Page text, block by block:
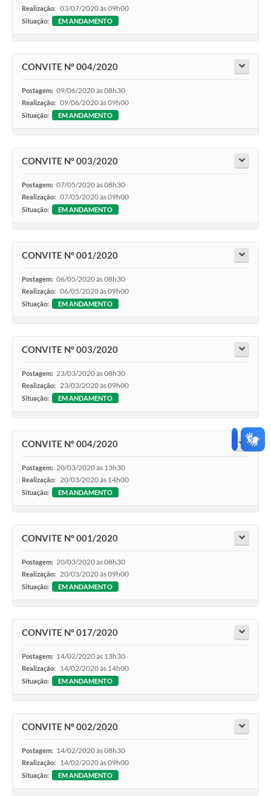
Realização: 03/07/2020 às 09h00
Situação: EM ANDAMENTO
CONVITE Nº 004/2020
Postagem: 09/06/2020 às 08h30
Realização: 09/06/2020 às 09h00
Situação: EM ANDAMENTO
CONVITE Nº 003/2020
Postagem: 07/05/2020 às 08h30
Realização: 07/05/2020 às 09h00
Situação: EM ANDAMENTO
CONVITE Nº 001/2020
Postagem: 06/05/2020 às 08h30
Realização: 06/05/2020 às 09h00
Situação: EM ANDAMENTO
CONVITE Nº 003/2020
Postagem: 23/03/2020 às 08h30
Realização: 23/03/2020 às 09h00
Situação: EM ANDAMENTO
CONVITE Nº 004/2020
Postagem: 20/03/2020 às 13h30
Realização: 20/03/2020 às 14h00
Situação: EM ANDAMENTO
CONVITE Nº 001/2020
Postagem: 20/03/2020 às 08h30
Realização: 20/03/2020 às 09h00
Situação: EM ANDAMENTO
CONVITE Nº 017/2020
Postagem: 14/02/2020 às 13h30
Realização: 14/02/2020 às 14h00
Situação: EM ANDAMENTO
CONVITE Nº 002/2020
Postagem: 14/02/2020 às 08h30
Realização: 14/02/2020 às 09h00
Situação: EM ANDAMENTO